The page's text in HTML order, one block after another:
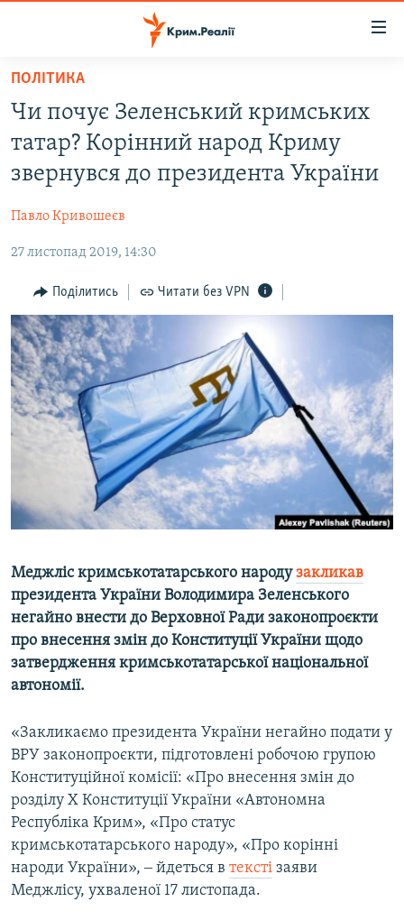
Перейти
основного
матеріалу
Перейти
до
основної
навігації
Перейти
пошуку
ВОДА.КРИМ
ВІДЕО ТА ФОТО
БЛОГИ
ПОГЛЯД
ІНТЕРВ'Ю
ВСЕ ЗА ДЕНЬ
СПЕЦПРОЕКТИ
ДЕПОРТАЦІЯ
ВІДЕОУРОКИ «ELIFBE»
СВІДЧЕННЯ ОКУПАЦІЇ
УКРАЇНСЬКА ПРОБЛЕМА КРИМУ
ІНФОГРАФІКА
ЯК ОБІЙТИ БЛОКУВАННЯ
Русский
ДОЛУЧАЙСЯ!
Усі сайти RFE/RL
ПОЛІТИКА
Чи почує Зеленський кримських
татар? Корінний народ Криму
звернувся до президента України
Павло Кривошеєв
27 листопад 2019, 14:30
Поділитись Читати без VPN
Меджліс кримськотатарського народузакликав
президента України Володимира Зеленського
негайно внести до Верховної Ради законопроєкти
про внесення змін до Конституції України щодо
затвердження кримськотатарської національної
автономії.
«Закликаємо президента України негайно подати у
ВРУ законопроєкти, підготовлені робочою групою
Конституційної комісії: «Про внесення змін до
розділу Х Конституції України «Автономна
Республіка Крим», «Про статус
кримськотатарського народу», «Про корінні
народи України», ‒ йдеться в тексті заяви
Меджлісу, ухваленої 17 листопада.